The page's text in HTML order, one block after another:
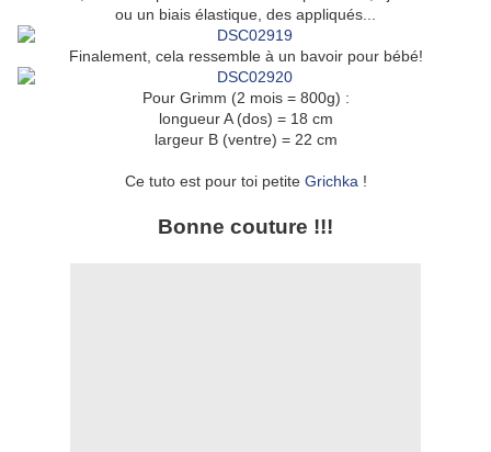
ou un biais élastique, des appliqués...
Finalement, cela ressemble à un bavoir pour bébé!
Pour Grimm (2 mois = 800g) :
longueur A (dos) = 18 cm
largeur B (ventre) = 22 cm
Ce tuto est pour toi petite Grichka !
Bonne couture !!!